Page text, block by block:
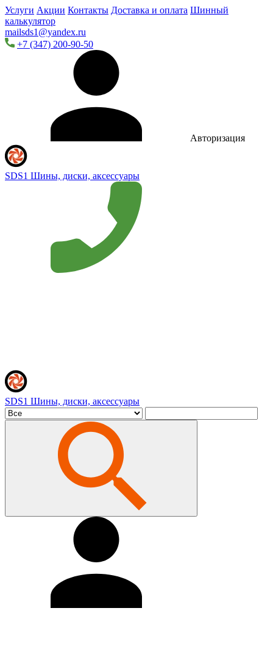
Услуги Акции Контакты Доставка и оплата Шинный
калькулятор
mailsds1@yandex.ru
+7 (347) 200-90-50
Авторизация
SDS1 Шины, диски, аксессуары
SDS1 Шины, диски, аксессуары